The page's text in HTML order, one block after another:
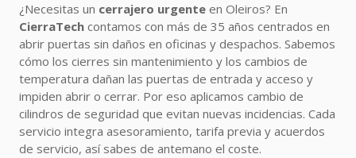
¿Necesitas un cerrajero urgente en Oleiros? En
CierraTech contamos con más de 35 años centrados en
abrir puertas sin daños en oficinas y despachos. Sabemos
cómo los cierres sin mantenimiento y los cambios de
temperatura dañan las puertas de entrada y acceso y
impiden abrir o cerrar. Por eso aplicamos cambio de
cilindros de seguridad que evitan nuevas incidencias. Cada
servicio integra asesoramiento, tarifa previa y acuerdos
de servicio, así sabes de antemano el coste.